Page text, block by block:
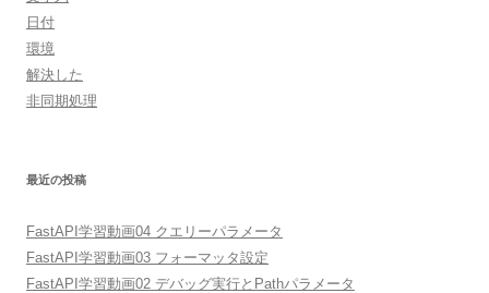
日付
環境
解決した
非同期処理
最近の投稿
FastAPI学習動画04 クエリーパラメータ
FastAPI学習動画03 フォーマッタ設定
FastAPI学習動画02 デバッグ実行とPathパラメータ